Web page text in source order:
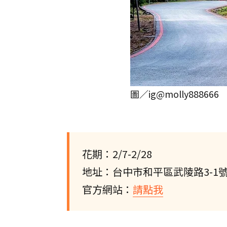
圖／ig@molly888666
花期：2/7-2/28
地址：台中市和平區武陵路3-1
官方網站： 請點我